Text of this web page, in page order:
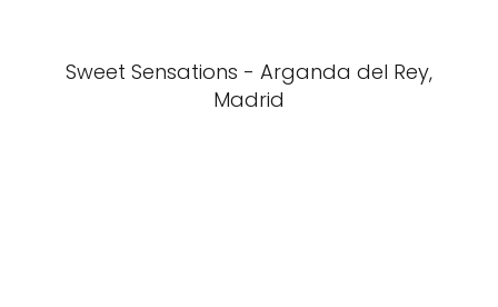
Sweet Sensations - Arganda del Rey,
Madrid